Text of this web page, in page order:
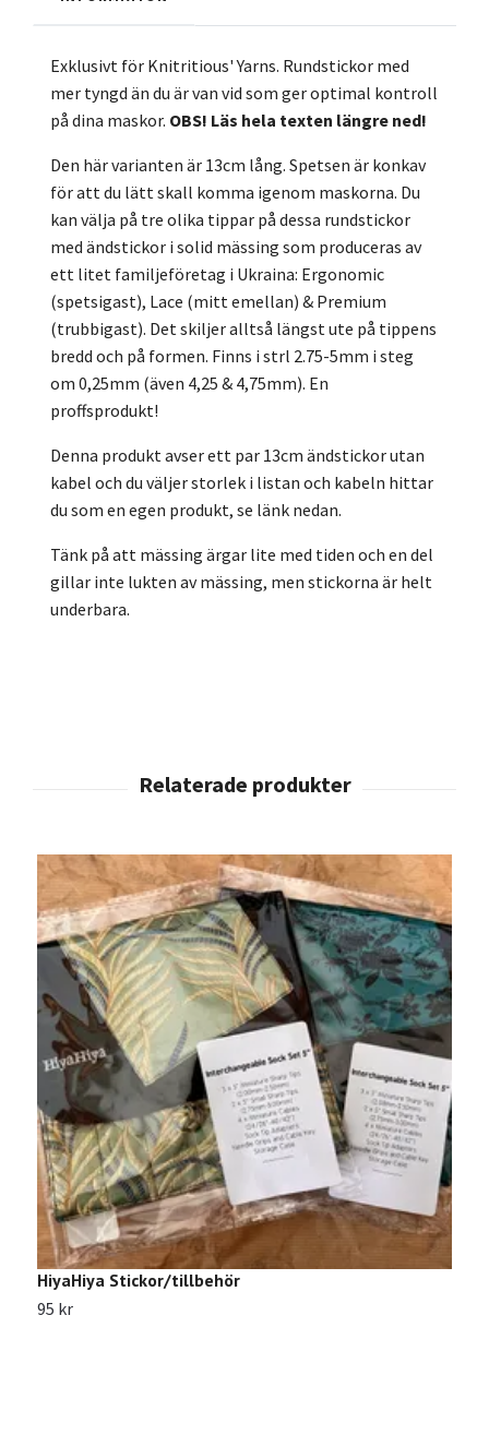
Exklusivt för Knitritious' Yarns. Rundstickor med
mer tyngd än du är van vid som ger optimal kontroll
på dina maskor. OBS! Läs hela texten längre ned!
Den här varianten är 13cm lång. Spetsen är konkav
för att du lätt skall komma igenom maskorna. Du
kan välja på tre olika tippar på dessa rundstickor
med ändstickor i solid mässing som produceras av
ett litet familjeföretag i Ukraina: Ergonomic
(spetsigast), Lace (mitt emellan) & Premium
(trubbigast). Det skiljer alltså längst ute på tippens
bredd och på formen. Finns i strl 2.75-5mm i steg
om 0,25mm (även 4,25 & 4,75mm). En
proffsprodukt!
Denna produkt avser ett par 13cm ändstickor utan
kabel och du väljer storlek i listan och kabeln hittar
du som en egen produkt, se länk nedan.
Tänk på att mässing ärgar lite med tiden och en del
gillar inte lukten av mässing, men stickorna är helt
underbara.
HiyaHiya Stickor/tillbehör
95 kr